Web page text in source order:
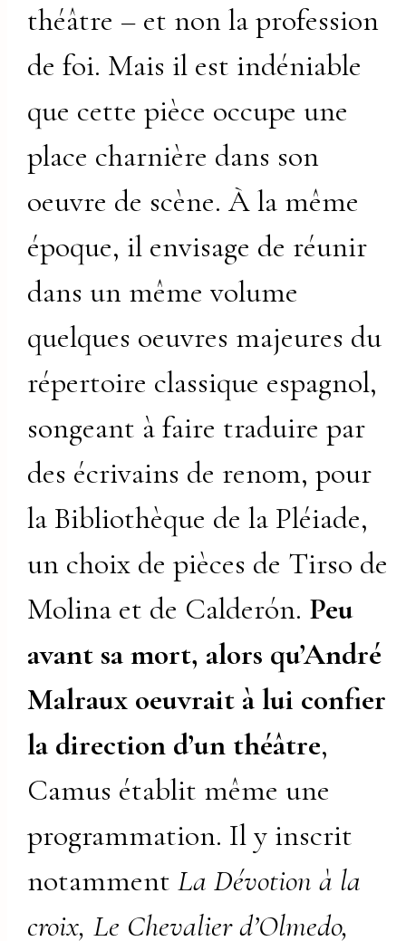
théâtre – et non la profession
de foi. Mais il est indéniable
que cette pièce occupe une
place charnière dans son
oeuvre de scène. À la même
époque, il envisage de réunir
dans un même volume
quelques oeuvres majeures du
répertoire classique espagnol,
songeant à faire traduire par
des écrivains de renom, pour
la Bibliothèque de la Pléiade,
un choix de pièces de Tirso de
Molina et de Calderón. Peu
avant sa mort, alors qu’André
Malraux oeuvrait à lui confier
la direction d’un théâtre,
Camus établit même une
programmation. Il y inscrit
notammentLa Dévotion à la
croix, Le Chevalier d’Olmedo,